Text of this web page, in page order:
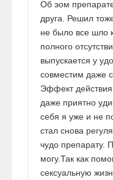
Об эом
друга. Решил
не было все шло
полного
выпускается у
совместим даже
Эффект действия
даже приятно
себя я уже и не
стал снова
чудо препарату.
могу.Так как
сексуальную